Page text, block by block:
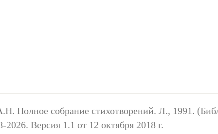
Полное собрание стихотворений. Л., 1991.
Версия 1.1 от 12 октября 2018 г.